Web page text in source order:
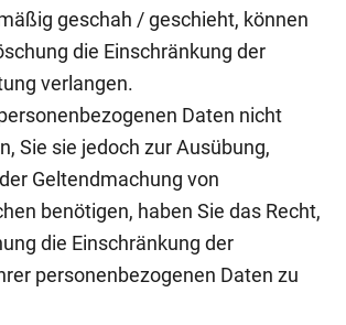
geschah / geschieht, können
die Einschränkung der
verlangen.
Daten nicht
Sie sie jedoch zur Ausübung,
Geltendmachung von
benötigen, haben Sie das Recht,
die Einschränkung der
personenbezogenen Daten zu